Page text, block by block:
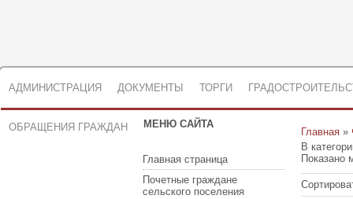
АДМИНИСТРАЦИЯ ДОКУМЕНТЫ ТОРГИ
ОБРАЩЕНИЯ ГРАЖДАН МЕНЮ САЙТА
Главная страница
Почетные граждане
сельского поселения
Главная »
В
Показано